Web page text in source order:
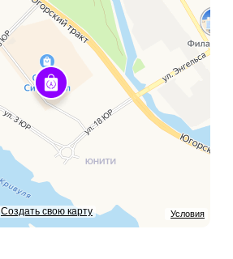
Условия
Создать свою карту